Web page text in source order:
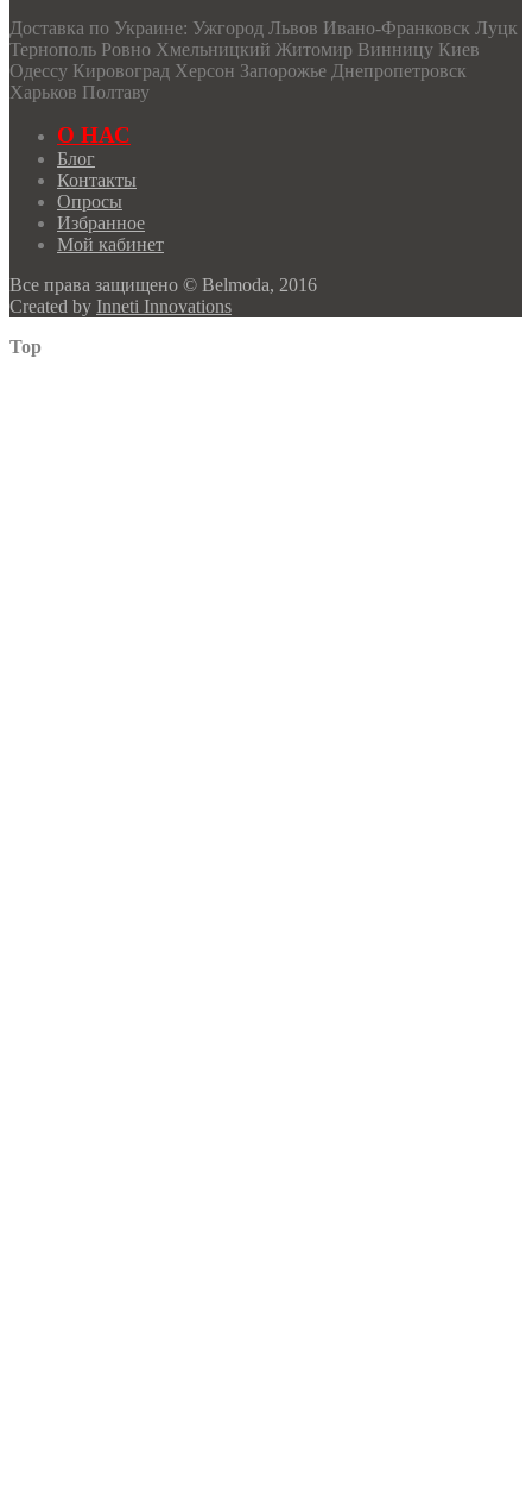
Доставка по Украине: Ужгород Львов Ивано-Франковск Луцк
Тернополь Ровно Хмельницкий Житомир Винницу Киев
Одессу Кировоград Херсон Запорожье Днепропетровск
Харьков Полтаву
О НАС
Блог
Контакты
Опросы
Избранное
Мой кабинет
Все права защищено © Belmoda, 2016
Created by Inneti Innovations
Top